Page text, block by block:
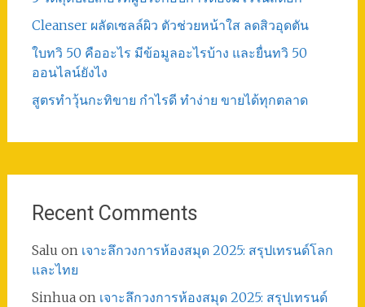
Cleanser ผลัดเซลล์ผิว ตัวช่วยหน้าใส ลดสิวอุดตัน
ใบทวิ 50 คืออะไร มีข้อมูลอะไรบ้าง และยื่นทวิ 50
ออนไลน์ยังไง
สูตรทําวุ้นกะทิขาย กำไรดี ทำง่าย ขายได้ทุกตลาด
Recent Comments
Salu on เจาะลึกวงการห้องสมุด 2025: สรุปเทรนด์โลก
และไทย
Sinhuaon เจาะลึกวงการห้องสมุด 2025: สรุปเทรนด์